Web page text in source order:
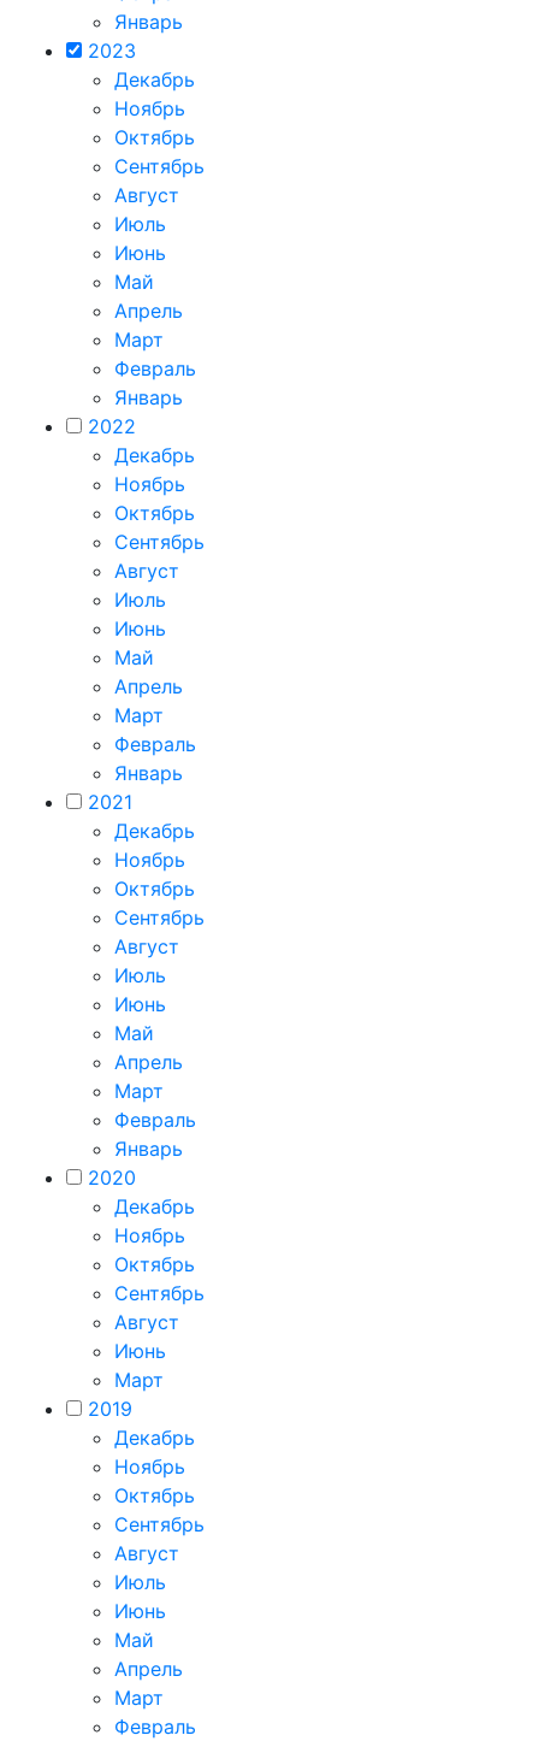
Январь
2023
Декабрь
Ноябрь
Октябрь
Сентябрь
Август
Июль
Июнь
Май
Апрель
Март
Февраль
Январь
2022
Декабрь
Ноябрь
Октябрь
Сентябрь
Август
Июль
Июнь
Май
Апрель
Март
Февраль
Январь
2021
Декабрь
Ноябрь
Октябрь
Сентябрь
Август
Июль
Июнь
Май
Апрель
Март
Февраль
Январь
2020
Декабрь
Ноябрь
Октябрь
Сентябрь
Август
Июнь
Март
2019
Декабрь
Ноябрь
Октябрь
Сентябрь
Август
Июль
Июнь
Май
Апрель
Март
Февраль